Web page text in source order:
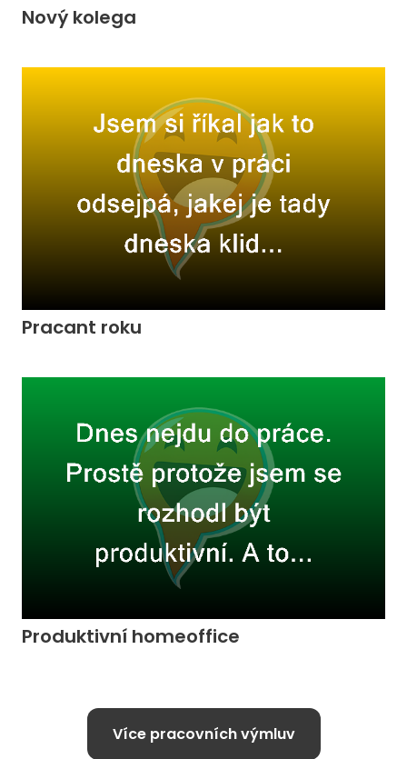
Nový kolega
Pracant roku
Produktivní homeoffice
Více pracovních výmluv